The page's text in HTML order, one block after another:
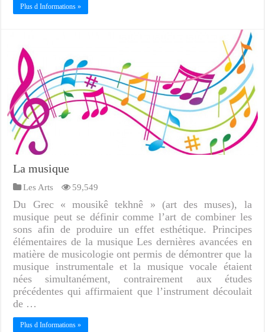
Plus d Informations »
La musique
Les Arts 59,549
Du Grec « mousikê tekhnê » (art des muses), la
musique peut se définir comme l’art de combiner les
sons afin de produire un effet esthétique. Principes
élémentaires de la musique Les dernières avancées en
matière de musicologie ont permis de démontrer que la
musique instrumentale et la musique vocale étaient
nées simultanément, contrairement aux études
précédentes qui affirmaient que l’instrument découlait
de …
Plus d Informations »